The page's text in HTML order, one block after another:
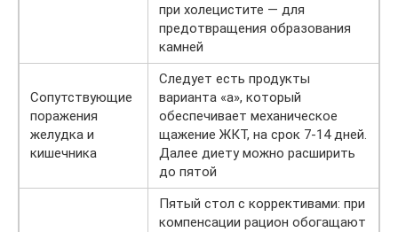
при холецистите — для
предотвращения образования
камней
Сопутствующие
поражения
желудка и
кишечника
Следует есть продукты
варианта «а», который
обеспечивает механическое
щажение ЖКТ, на срок 7-14 дней.
Далее диету можно расширить
до пятой
Пятый стол с коррективами: при
компенсации рацион обогащают